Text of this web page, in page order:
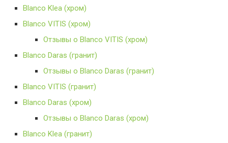
Blanco Klea (хром)
Blanco VITIS (хром)
Отзывы о Blanco VITIS (хром)
Blanco Daras (гранит)
Отзывы о Blanco Daras (гранит)
Blanco VITIS (гранит)
Blanco Daras (хром)
Отзывы о Blanco Daras (хром)
Blanco Klea (гранит)